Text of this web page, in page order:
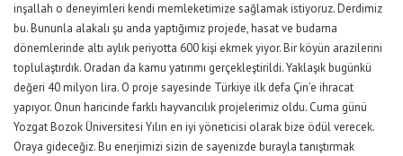
inşallah o deneyimleri kendi memleketimize sağlamak istiyoruz. Derdimiz
bu. Bununla alakalı şu anda yaptığımız projede, hasat ve budama
dönemlerinde altı aylık periyotta 600 kişi ekmek yiyor. Bir köyün arazilerini
toplulaştırdık. Oradan da kamu yatırımı gerçekleştirildi. Yaklaşık bugünkü
değeri 40 milyon lira. O proje sayesinde Türkiye ilk defa Çin’e ihracat
yapıyor. Onun haricinde farklı hayvancılık projelerimiz oldu. Cuma günü
Yozgat Bozok Üniversitesi Yılın en iyi yöneticisi olarak bize ödül verecek.
Oraya gideceğiz. Bu enerjimizi sizin de sayenizde burayla tanıştırmak